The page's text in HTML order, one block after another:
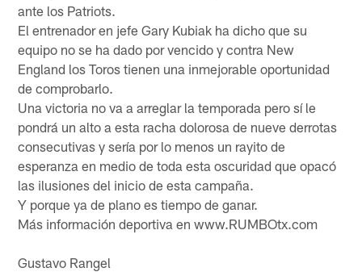
ante los Patriots.
El entrenador en jefe Gary Kubiak ha dicho que su
equipo no se ha dado por vencido y contra New
England los Toros tienen una inmejorable oportunidad
de comprobarlo.
Una victoria no va a arreglar la temporada pero sí le
pondrá un alto a esta racha dolorosa de nueve derrotas
consecutivas y sería por lo menos un rayito de
esperanza en medio de toda esta oscuridad que opacó
las ilusiones del inicio de esta campaña.
Y porque ya de plano es tiempo de ganar.
Más información deportiva en www.RUMBOtx.com
Gustavo Rangel